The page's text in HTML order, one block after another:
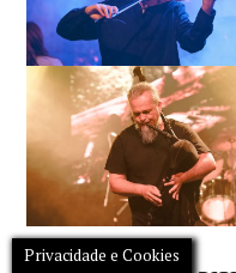
Privacidade e Cookies